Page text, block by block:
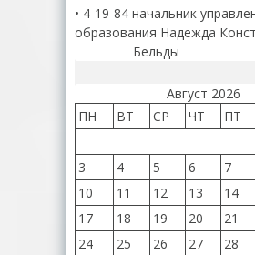
• 4-19-84 начальник
образования Надежда
Бельды
Август 2026
ПН
ВТ СР ЧТ ПТ
3
4 5 6 7
10
11 12 13 14
17
18 19 20 21
24
25 26 27 28